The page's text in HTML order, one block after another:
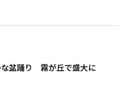
な盆踊り 霧が丘で盛大に